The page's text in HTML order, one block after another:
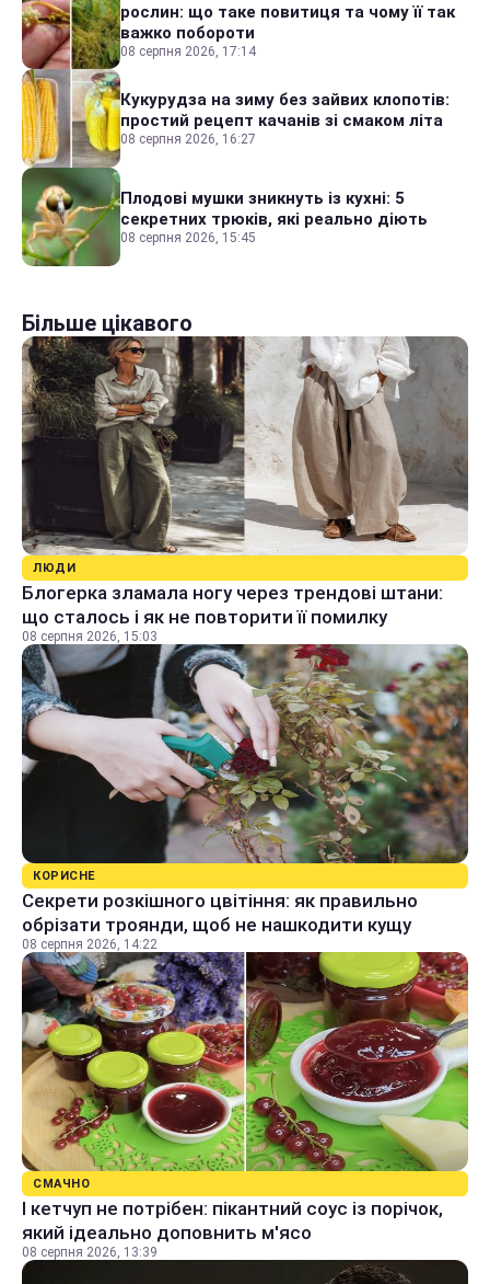
рослин: що таке повитиця та чому її так
важко побороти
08 серпня 2026, 17:14
Кукурудза на зиму без зайвих клопотів:
простий рецепт качанів зі смаком літа
08 серпня 2026, 16:27
Плодові мушки зникнуть із кухні: 5
секретних трюків, які реально діють
08 серпня 2026, 15:45
Більше цікавого
ЛЮДИ
Блогерка зламала ногу через трендові штани:
що сталось і як не повторити її помилку
08 серпня 2026, 15:03
КОРИСНЕ
Секрети розкішного цвітіння: як правильно
обрізати троянди, щоб не нашкодити кущу
08 серпня 2026, 14:22
СМАЧНО
І кетчуп не потрібен: пікантний соус із порічок,
який ідеально доповнить м'ясо
08 серпня 2026, 13:39